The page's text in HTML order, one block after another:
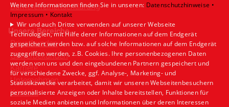
Barrierefreiheitserklärung
Unsere Bereiche
Privatkunden
Gewerbekunden
Karriere
Unternehmen
Kontakt
Weitere Informationen finden Sie in unseren: Datenschutzhinweise •
Impressum • Kontakt
Wir und auch Dritte verwenden auf unserer Webseite
Technologien, mit Hilfe derer Informationen auf dem Endgerät
gespeichert werden bzw. auf solche Informationen auf dem Endgerät
zugegriffen werden, z.B. Cookies. Ihre personenbezogenen Daten
werden von uns und den eingebundenen Partnern gespeichert und
für verschiedene Zwecke, ggf. Analyse-, Marketing- und
Statistikzwecke verarbeitet, damit wir unseren Webseitenbesuchern
personalisierte Anzeigen oder Inhalte bereitstellen, Funktionen für
soziale Medien anbieten und Informationen über deren Interessen